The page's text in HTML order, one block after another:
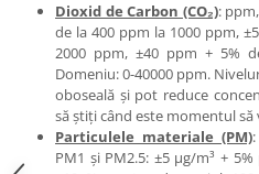
Dioxid de Carbon (CO₂):
de la 400 ppm la 1000 ppm,
2000 ppm, ±40 ppm + 5%
Domeniu: 0-40000 ppm.
oboseală și pot reduce
să știți când este momentul să
Particulele materiale (PM)
PM1 și PM2.5: ±5 µg/m³ +